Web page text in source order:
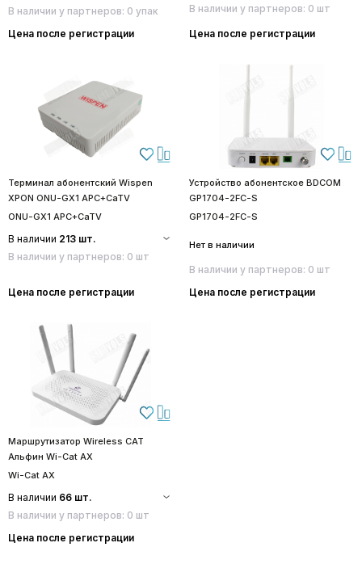
В наличии у партнеров: 0 упак
Цена после регистрации
В наличии у партнеров: 0 шт
Цена после регистрации
Терминал абонентский Wispen
XPON ONU-GX1 APC+CaTV
ONU-GX1 APC+CaTV
В наличии 213 шт.
В наличии у партнеров: 0 шт
Цена после регистрации
Устройство абонентское BDCOM
GP1704-2FC-S
GP1704-2FC-S
Нет в наличии
В наличии у партнеров: 0 шт
Цена после регистрации
Маршрутизатор Wireless CAT
Альфин Wi-Cat AX
Wi-Cat AX
В наличии 66 шт.
В наличии у партнеров: 0 шт
Цена после регистрации